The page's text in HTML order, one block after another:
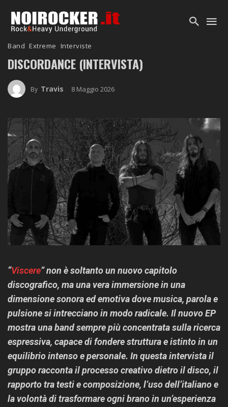
Band Extreme Interviste
DISCORDANCE (INTERVISTA)
By Travis 8 Maggio 2026
“Viscere” non è soltanto un nuovo capitolo
discografico, ma una vera immersione in una
dimensione sonora ed emotiva dove musica, parola e
pulsione si intrecciano in modo radicale. Il nuovo EP
mostra una band sempre più concentrata sulla ricerca
espressiva, capace di fondere struttura e istinto in un
equilibrio intenso e personale. In questa intervista il
gruppo racconta il processo creativo dietro il disco, il
rapporto tra testi e composizione, l’uso dell’italiano e
la volontà di trasformare ogni brano in un’esperienza